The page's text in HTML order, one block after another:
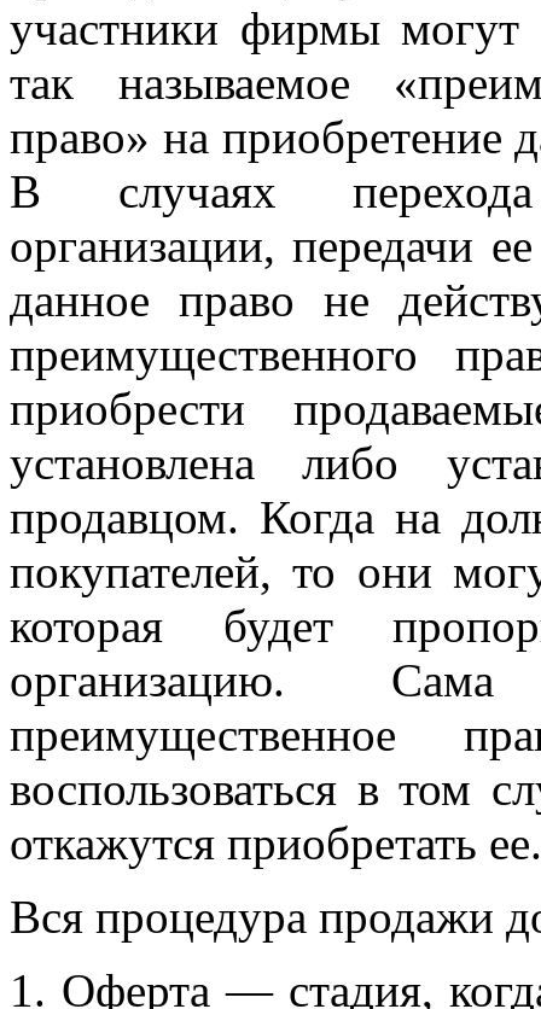
участники фирмы могут
так называемое
право» на приобретение
В случаях
организации, передачи
данное право не
преимущественного
приобрести
установлена либо
продавцом. Когда на
покупателей, то они
которая будет
организацию.
преимущественное
воспользоваться в том
откажутся приобретать ее.
Вся процедура продажи
1. Оферта — стадия,